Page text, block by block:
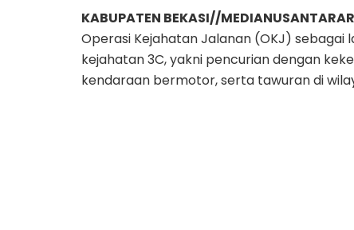
KABUPATEN BEKASI//
Operasi Kejahatan Jalanan (OKJ)
kejahatan 3C, yakni pencurian dengan
kendaraan bermotor, serta tawuran di